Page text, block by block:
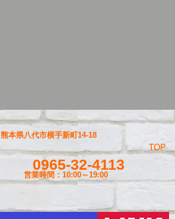
TOP
0965-32-4113
営業時間：10:00～19:00
熊本県八代市横手新町14-18